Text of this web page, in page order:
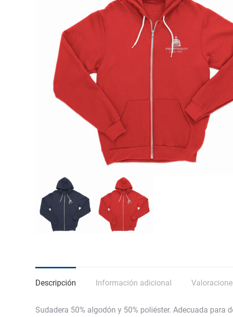
Descripción Información adicional
Sudadera 50% algodón y 50% poliéster. Adecuada